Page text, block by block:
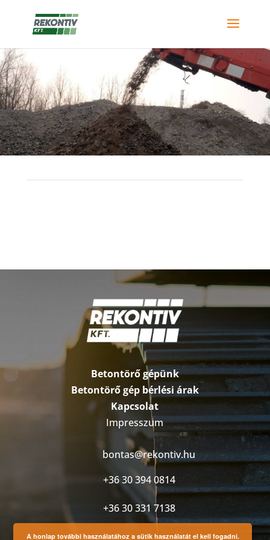
Betontörő gépünk
Betontörő gép bérlési árak
Kapcsolat
Impresszum
bontas@rekontiv.hu
+36 30 394 0814
+36 30 331 7138
A honlap további használatához a sütik használatát el kell fogadni.